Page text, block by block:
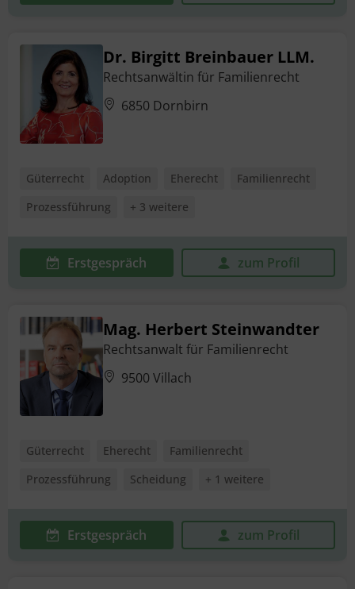
Dr. Birgitt Breinbauer LLM.
Rechtsanwältin für Familienrecht
6850 Dornbirn
Güterrecht Adoption Eherecht
Familienrecht
Prozessführung
+ 3 weitere
Erstgespräch zum Profil
Mag. Herbert Steinwandter
Rechtsanwalt für Familienrecht
9500 Villach
Güterrecht Eherecht
Familienrecht
Prozessführung
Scheidung + 1 weitere
Erstgespräch zum Profil